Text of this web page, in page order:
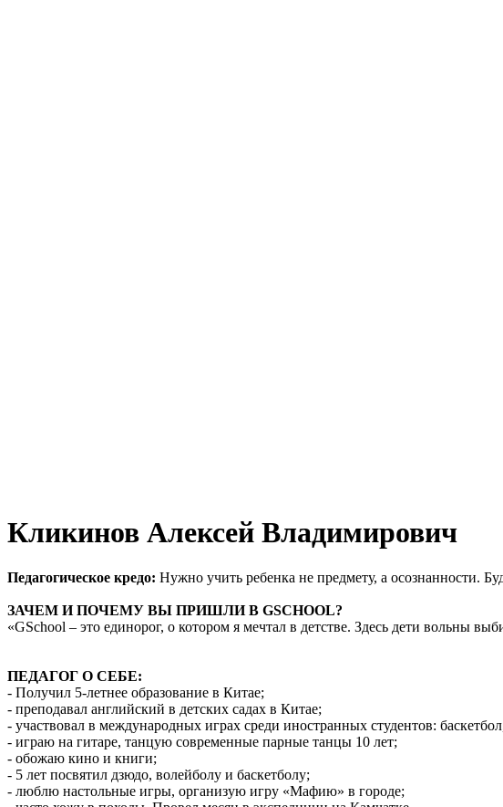
Кликинов Алексей Владимирович
Педагогическое кредо: Нужно учить ребенка не предмету, а осознанности.
ЗАЧЕМ И ПОЧЕМУ ВЫ ПРИШЛИ В GSCHOOL?
«GSchool – это единорог, о котором я мечтал в детстве. Здесь дети вольны
ПЕДАГОГ О СЕБЕ:
- Получил 5-летнее образование в Китае;
- преподавал английский в детских садах в Китае;
- участвовал в международных играх среди иностранных студентов:
- играю на гитаре, танцую современные парные танцы 10 лет;
- обожаю кино и книги;
- 5 лет посвятил дзюдо, волейболу и баскетболу;
- люблю настольные игры, организую игру «Мафию» в городе;